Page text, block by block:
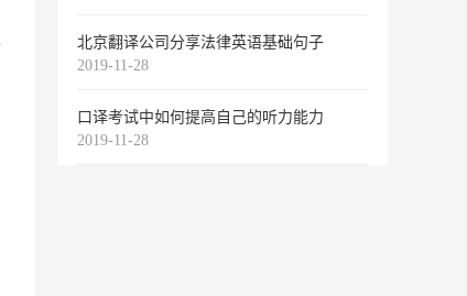
北京翻译公司分享法律英语基础句子
2019-11-28
口译考试中如何提高自己的听力能力
2019-11-28